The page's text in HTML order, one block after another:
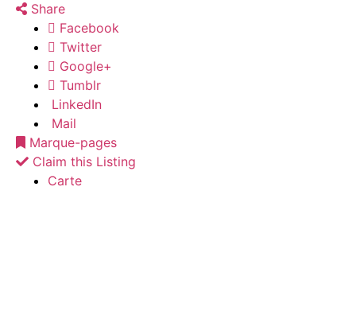
Share
Facebook
Twitter
Google+
Tumblr
LinkedIn
Mail
Marque-pages
Claim this Listing
Carte